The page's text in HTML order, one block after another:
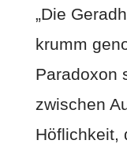
„Die
krumm
Paradoxon
zwischen
Höflichkeit,